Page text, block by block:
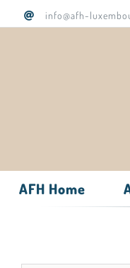
Zum
Inhalt
info@afh-
AFH Home